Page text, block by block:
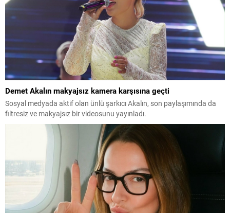
Demet Akalın makyajsız kamera karşısına geçti
Sosyal medyada aktif olan ünlü şarkıcı Akalın, son paylaşımında da
filtresiz ve makyajsız bir videosunu yayınladı.